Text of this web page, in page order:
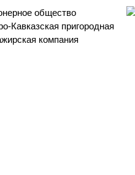
общество
Кавказская пригородная
компания